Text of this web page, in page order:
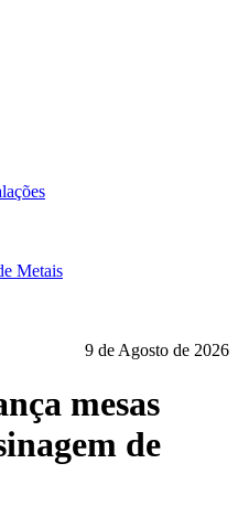
Metais
9 de Agosto de 2026
mesas
de